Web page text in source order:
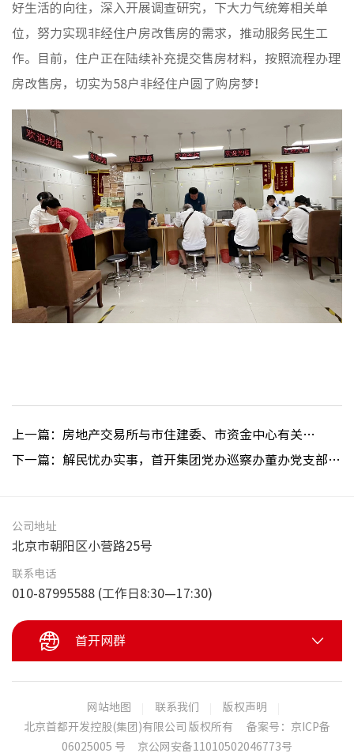
房地产
物业服
非经服
好生活的向往，深入开展调查研究，下大力气统筹相关单
位，努力实现非经住户房改售房的需求，推动服务民生工
作。目前，住户正在陆续补充提交售房材料，按照流程办理
房改售房， 切实为58户非经住户圆了购房梦！
上一篇：房地产交易所与市住建委、市资金中心有关部门召开非经资产资金业务专题会议
下一篇：解民忧办实事，首开集团党办巡察办董办党支部与交易所党支部开展联建活动
公司地址
北京市朝阳区小营路25号
联系电话
010-87995588 (工作日8:30—17:30)
首开网群
网站地图 联系我们
版权声明
北京首都开发控股(集团)有限公司 版权所有
备案号：京ICP备
06025005 号
京公网安备11010502046773号